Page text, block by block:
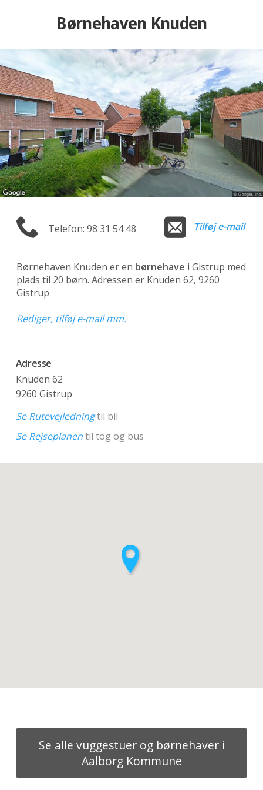
Børnehaven Knuden
Telefon: 98 31 54 48 Tilføj e-mail
Børnehaven Knuden er en børnehave i Gistrup med
plads til 20 børn. Adressen er Knuden 62, 9260
Gistrup
Rediger, tilføj e-mail mm.
Adresse
Knuden 62
9260 Gistrup
Se Rutevejledningtil bil
Se Rejseplanentil tog og bus
Se alle vuggestuer og børnehaver i
Aalborg Kommune